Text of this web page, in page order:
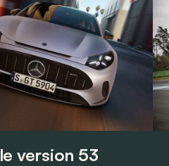
version 53